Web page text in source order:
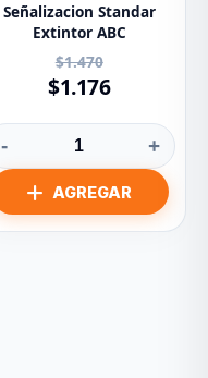
Señalizacion Standar
Extintor ABC
$1.470
$1.176
- +